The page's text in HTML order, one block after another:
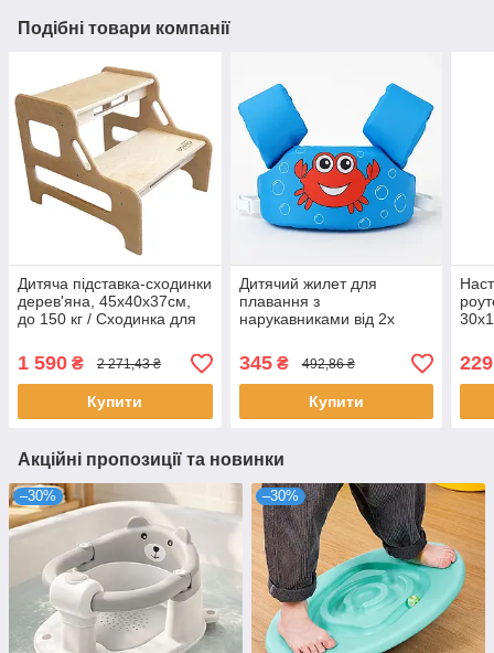
Подібні товари компанії
Дитяча підставка-сходинки
дерев'яна, 45х40х37см,
до 150 кг / Сходинка для
Дитячий табурет-підставка
1 590 ₴ 2 271,43 ₴
Купити
Дитячий жилет для
плавання з
нарукавниками від 2х
крабом / Жилет для
плавання / Надувний
жилет
345₴ 492,86 ₴
Купити
229
Акційні пропозиції та новинки
–30% –30%